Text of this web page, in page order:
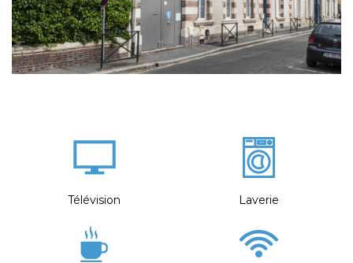
Télévision Laverie